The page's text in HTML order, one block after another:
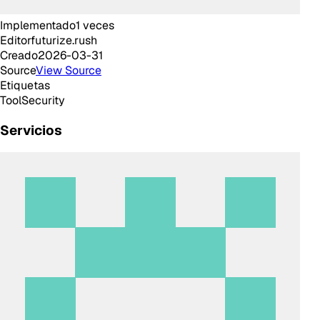
Implementado1 veces
Editorfuturize.rush
Creado2026-03-31
SourceView Source
Etiquetas
ToolSecurity
Servicios